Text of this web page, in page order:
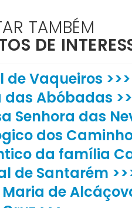
TAMBÉM
DE
Vaqueiros >>>
Abóbadas
Senhora das
dos
da família
de Santarém
de